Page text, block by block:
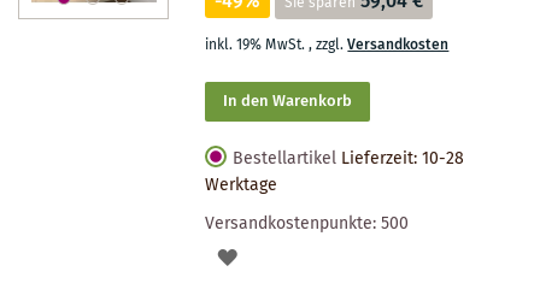
inkl. 19% MwSt.,zzgl.Versandkosten
In den Warenkorb
Bestellartikel Lieferzeit: 10-28
Werktage
Versandkostenpunkte:500
AUF